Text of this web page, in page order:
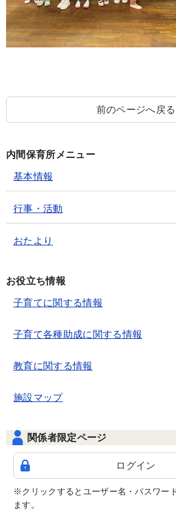
前のページへ戻る
内間保育所メニュー
基本情報
行事・活動
おたより
お役立ち情報
子育てに関する情報
子育て各種助成に関する情報
教育に関する情報
施設マップ
関係者限定ページ
ログイン
※クリックするとユーザー名・パスワー
ます。